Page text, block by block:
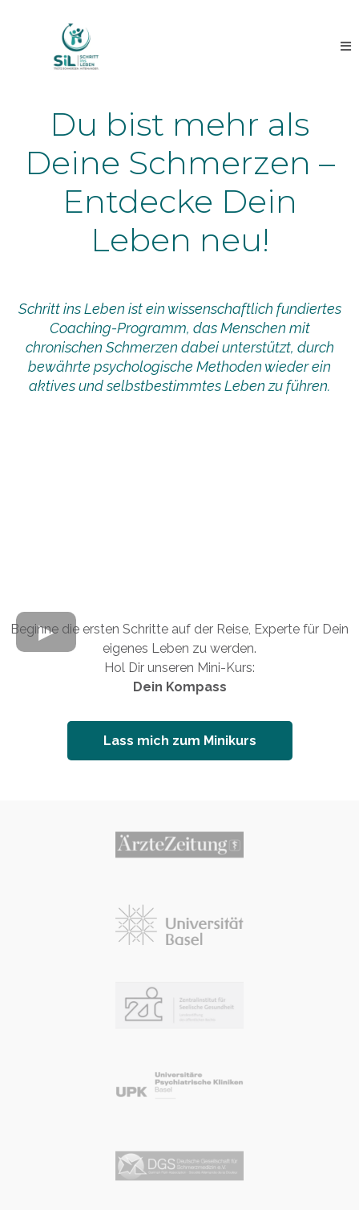
Du bist mehr als
Deine Schmerzen –
Entdecke Dein
Leben neu!
Schritt ins Leben ist ein wissenschaftlich fundiertes
Coaching-Programm, das Menschen mit
chronischen Schmerzen dabei unterstützt, durch
bewährte psychologische Methoden wieder ein
aktives und selbstbestimmtes Leben zu führen.
Beginne die ersten Schritte auf der Reise, Experte für Dein
eigenes Leben zu werden.
Hol Dir unseren Mini-Kurs:
Dein Kompass
Lass mich zum Minikurs